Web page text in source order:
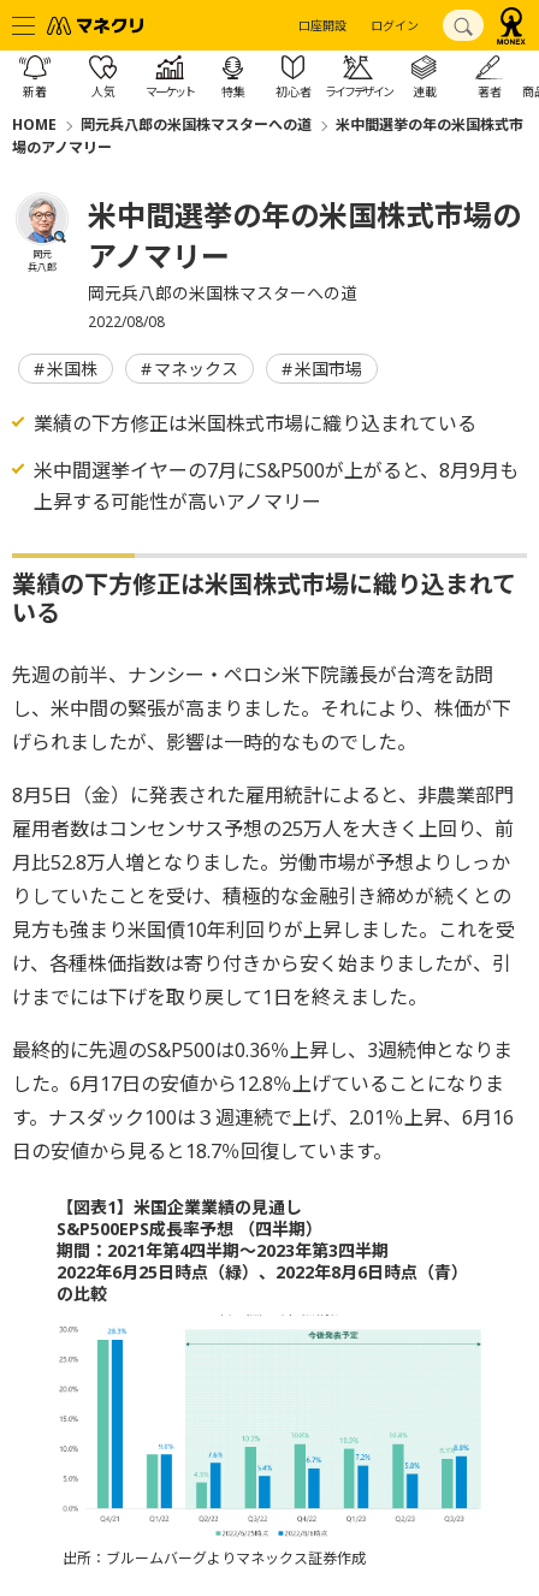
口座開設 ログイン
新着 人気 マーケット 特集 初心者 ライフデザイン 連載 著者 商
HOME 岡元兵八郎の米国株マスターへの道
米中間選挙の年の米国株式市
場のアノマリー
岡元
兵八郎
米中間選挙の年の米国株式市場の
アノマリー
岡元兵八郎の米国株マスターへの道
2022/08/08
米国株 マネックス 米国市場
業績の下方修正は米国株式市場に織り込まれている
米中間選挙イヤーの7月にS&P500が上がると、8月9月も
上昇する可能性が高いアノマリー
業績の下方修正は米国株式市場に織り込まれて
いる
先週の前半、ナンシー・ペロシ米下院議長が台湾を訪問
し、米中間の緊張が高まりました。それにより、株価が下
げられましたが、影響は一時的なものでした。
8月5日（金）に発表された雇用統計によると、非農業部門
雇用者数はコンセンサス予想の25万人を大きく上回り、前
月比52.8万人増となりました。労働市場が予想よりしっか
りしていたことを受け、積極的な金融引き締めが続くとの
見方も強まり米国債10年利回りが上昇しました。これを受
け、各種株価指数は寄り付きから安く始まりましたが、引
けまでには下げを取り戻して1日を終えました。
最終的に先週のS&P500は0.36％上昇し、3週続伸となりま
した。6月17日の安値から12.8％上げていることになりま
す。ナスダック100は３週連続で上げ、2.01％上昇、6月16
日の安値から見ると18.7％回復しています。
【図表1】米国企業業績の見通し
S&P500EPS成長率予想 （四半期）
期間：2021年第4四半期〜2023年第3四半期
2022年6月25日時点（緑）、2022年8月6日時点（青）
の比較
出所：ブルームバーグよりマネックス証券作成